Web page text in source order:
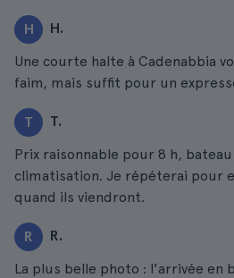
H H.
Une courte halte à Cadenabbia
faim, mais suffit pour un
T T.
Prix raisonnable pour 8 h,
climatisation. Je répéterai pour
quand ils viendront.
R R.
La plus belle photo : l'arrivée en